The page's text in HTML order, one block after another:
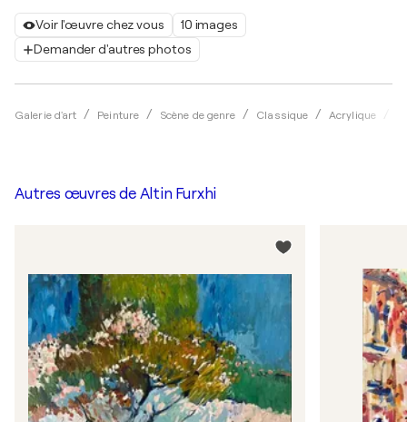
Voir l'œuvre chez vous
10 images
Demander d'autres photos
Galerie d'art Peinture Scène de genre Classique Acrylique
Autres œuvres de Altin Furxhi